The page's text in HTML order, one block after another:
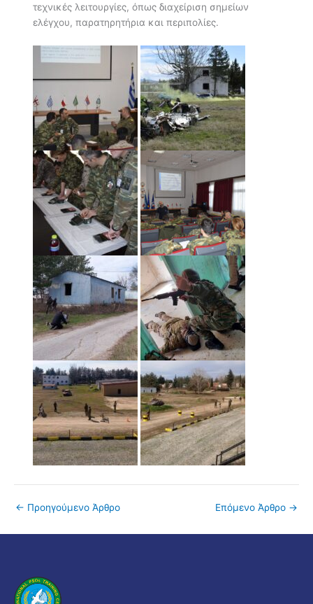
τεχνικές λειτουργίες, όπως διαχείριση σημείων
ελέγχου, παρατηρητήρια και περιπολίες.
← Προηγούμενο Άρθρο Επόμενο Άρθρο →